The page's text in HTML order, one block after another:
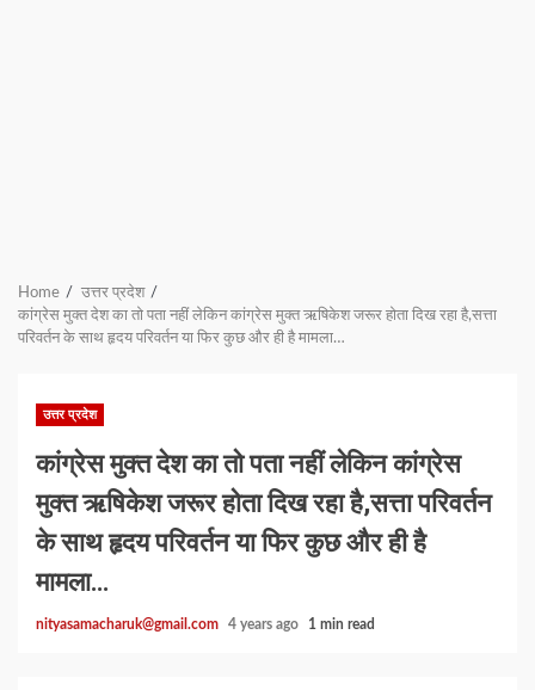
Home
उत्तर प्रदेश
कांग्रेस मुक्त देश का तो पता नहीं लेकिन कांग्रेस मुक्त ऋषिकेश जरूर होता दिख रहा है,सत्ता
परिवर्तन के साथ हृदय परिवर्तन या फिर कुछ और ही है मामला…
उत्तर प्रदेश
कांग्रेस मुक्त देश का तो पता नहीं लेकिन कांग्रेस
मुक्त ऋषिकेश जरूर होता दिख रहा है,सत्ता परिवर्तन
के साथ हृदय परिवर्तन या फिर कुछ और ही है
मामला…
nityasamacharuk@gmail.com 4 years ago 1 min read